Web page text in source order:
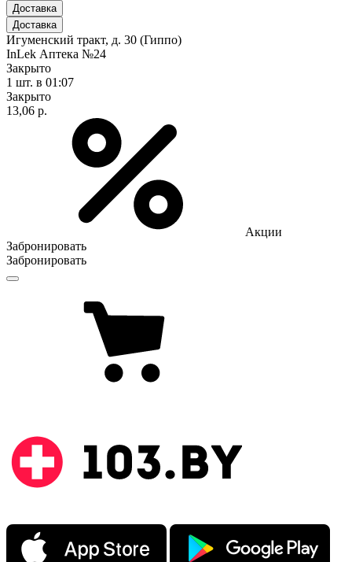
Доставка
Доставка
Игуменский тракт, д. 30 (Гиппо)
InLek Аптека №24
Закрыто
1 шт. в 01:07
Закрыто
13,06 р.
Акции
Забронировать
Забронировать